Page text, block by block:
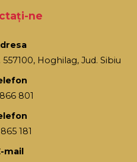
ne
Hoghilag, Jud. Sibiu
801
181
mail